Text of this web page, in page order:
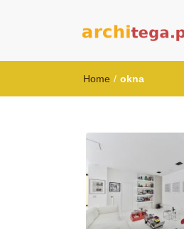
Home / okna